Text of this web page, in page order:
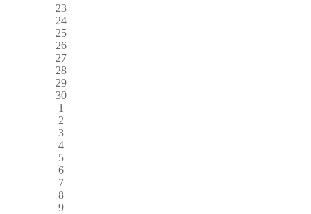
23
24
25
26
27
28
29
30
1
2
3
4
5
6
7
8
9